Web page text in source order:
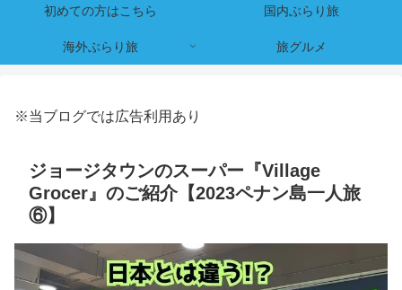
初めての方はこちら 国内ぶらり旅
海外ぶらり旅 旅グルメ
※当ブログでは広告利用あり
ジョージタウンのスーパー『Village
Grocer』のご紹介【2023ペナン島一人旅
⑥】